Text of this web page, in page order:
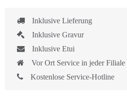
Inklusive Lieferung
Inklusive Gravur
Inklusive Etui
Vor Ort Service in jeder Filiale
Kostenlose Service-Hotline